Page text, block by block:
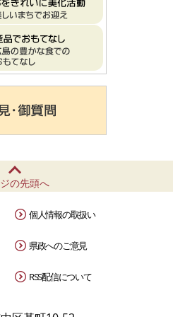
の先頭へ
個人情報の取扱い
県政へのご意見
RSS配信について